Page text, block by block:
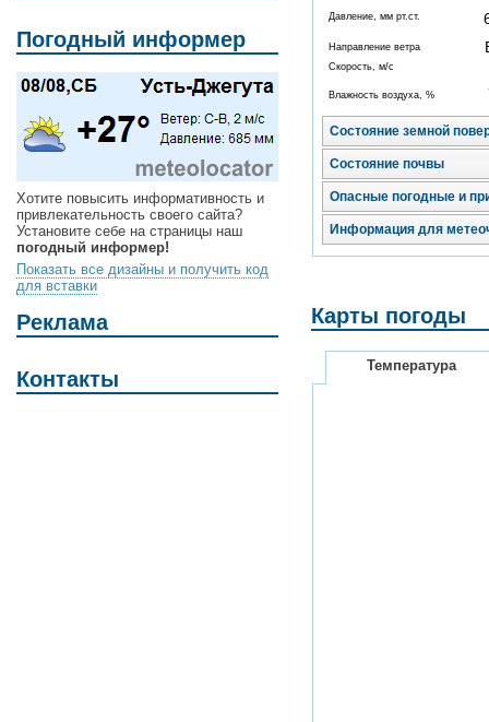
Погодный информер
Хотите повысить информативность и
привлекательность своего сайта?
Установите себе на страницы наш
погодный информер!
Показать все дизайны и получить код
для вставки
Реклама
Контакты
Давление, мм рт.ст.
Направление ветра
Скорость, м/с
Влажность воздуха, %
Состояние земной
Состояние почвы
Опасные погодные и
Информация для
Карты погоды
Температура